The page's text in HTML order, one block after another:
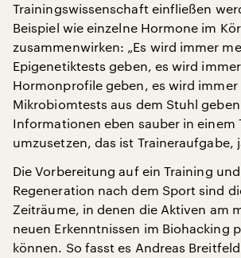
Trainingswissenschaft einfließen
Beispiel wie einzelne Hormone im
zusammenwirken: „Es wird immer
Epigenetiktests geben, es wird
Hormonprofile geben, es wird immer
Mikrobiomtests aus dem Stuhl
Informationen eben sauber in einem
umzusetzen, das ist Traineraufgabe,
Die Vorbereitung auf ein Training
Regeneration nach dem Sport sind
Zeiträume, in denen die Aktiven am
neuen Erkenntnissen im Biohacking
können. So fasst es Andreas